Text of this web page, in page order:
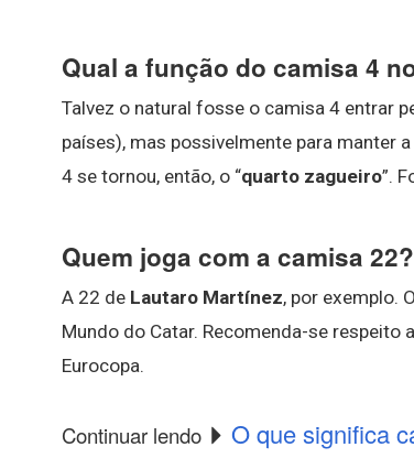
Qual a função do camisa 4
Talvez o natural fosse o camisa 4 entrar
países), mas possivelmente para manter
4 se tornou, então, o “quarto zagueiro”.
Quem joga com a camisa 22?
A 22 de Lautaro Martínez, por exemplo.
Mundo do Catar. Recomenda-se
Eurocopa.
Continuar lendo O que significa